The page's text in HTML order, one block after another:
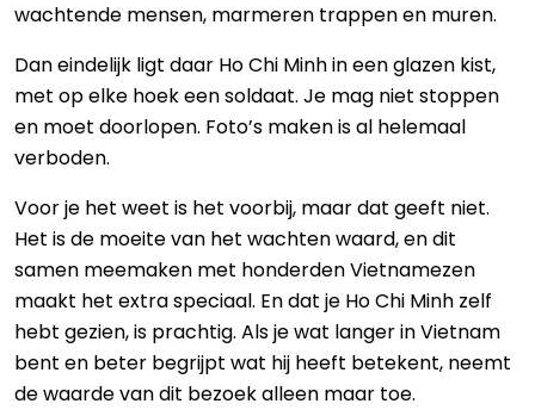
wachtende mensen, marmeren trappen en muren.
Dan eindelijk ligt daar Ho Chi Minh in een glazen kist,
met op elke hoek een soldaat. Je mag niet stoppen
en moet doorlopen. Foto’s maken is al helemaal
verboden.
Voor je het weet is het voorbij, maar dat geeft niet.
Het is de moeite van het wachten waard, en dit
samen meemaken met honderden Vietnamezen
maakt het extra speciaal. En dat je Ho Chi Minh zelf
hebt gezien, is prachtig. Als je wat langer in Vietnam
bent en beter begrijpt wat hij heeft betekent, neemt
de waarde van dit bezoek alleen maar toe.